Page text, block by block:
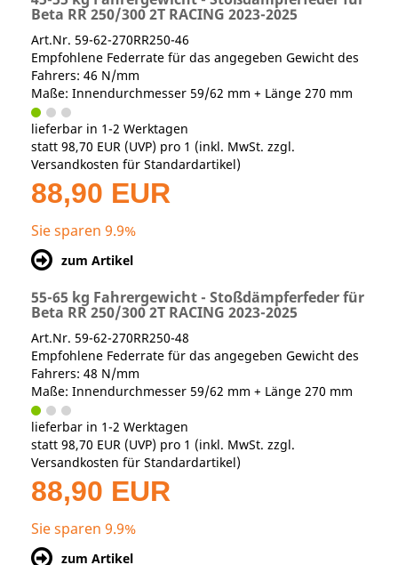
Beta RR 250/300 2T RACING 2023-2025
Art.Nr. 59-62-270RR250-46
Empfohlene Federrate für das angegeben Gewicht des
Fahrers: 46 N/mm
Maße: Innendurchmesser 59/62 mm + Länge 270 mm
lieferbar in 1-2 Werktagen
statt 98,70 EUR (UVP) pro 1 (inkl. MwSt. zzgl.
Versandkosten für Standardartikel)
88,90 EUR
Sie sparen 9.9%
zum Artikel
55-65 kg Fahrergewicht - Stoßdämpferfeder für
Beta RR 250/300 2T RACING 2023-2025
Art.Nr. 59-62-270RR250-48
Empfohlene Federrate für das angegeben Gewicht des
Fahrers: 48 N/mm
Maße: Innendurchmesser 59/62 mm + Länge 270 mm
lieferbar in 1-2 Werktagen
statt 98,70 EUR (UVP) pro 1 (inkl. MwSt. zzgl.
Versandkosten für Standardartikel)
88,90 EUR
Sie sparen 9.9%
zum Artikel